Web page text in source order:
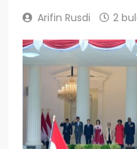
Arifin Rusdi 2